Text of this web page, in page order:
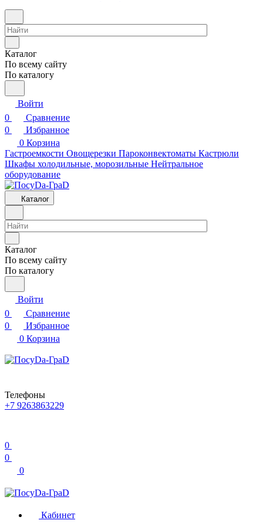
Каталог
По всему сайту
По каталогу
Войти
0
Сравнение
0
Избранное
0 Корзина
Гастроемкости Овощерезки Пароконвектоматы Кастрюли
Шкафы холодильные, морозильные Нейтральное
оборудование
Каталог
Каталог
По всему сайту
По каталогу
Войти
0
Сравнение
0
Избранное
0 Корзина
Телефоны
+7 9263863229
0
0
0
Кабинет